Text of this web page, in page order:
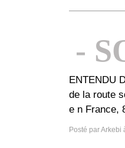
-
ENTENDU
de la route
e n France,
Posté par Arkebi